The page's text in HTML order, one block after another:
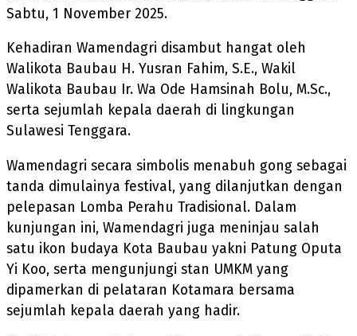
Sabtu, 1 November 2025.
Kehadiran Wamendagri disambut hangat oleh
Walikota Baubau H. Yusran Fahim, S.E., Wakil
Walikota Baubau Ir. Wa Ode Hamsinah Bolu, M.Sc.,
serta sejumlah kepala daerah di lingkungan
Sulawesi Tenggara.
Wamendagri secara simbolis menabuh gong sebagai
tanda dimulainya festival, yang dilanjutkan dengan
pelepasan Lomba Perahu Tradisional. Dalam
kunjungan ini, Wamendagri juga meninjau salah
satu ikon budaya Kota Baubau yakni Patung Oputa
Yi Koo, serta mengunjungi stan UMKM yang
dipamerkan di pelataran Kotamara bersama
sejumlah kepala daerah yang hadir.